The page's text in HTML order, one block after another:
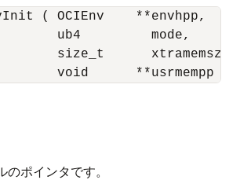
( OCIEnv    **envhpp,
ub4         mode,
size_t      xtramemsz,
void      **usrmempp );
ポインタです。